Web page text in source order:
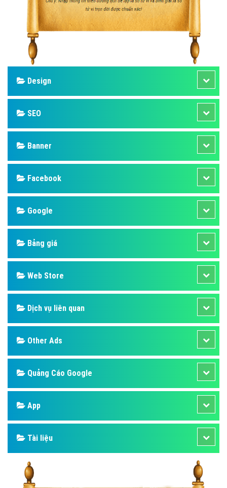
Design
SEO
Banner
Facebook
Google
Bảng giá
Web Store
Dịch vụ liên quan
Other Ads
Quảng Cáo Google
App
Tài liệu